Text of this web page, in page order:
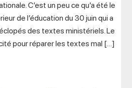
C’est un peu ce qu’a été le
de l’éducation du 30 juin qui a
des textes ministériels. Le
pour réparer les textes mal […]